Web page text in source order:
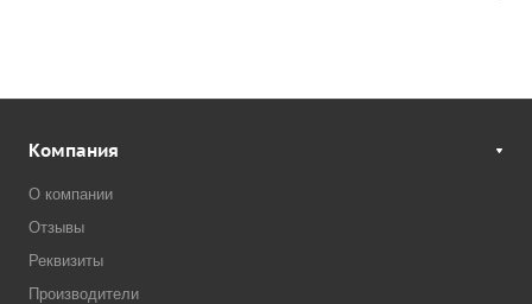
Компания
О компании
Отзывы
Реквизиты
Производители